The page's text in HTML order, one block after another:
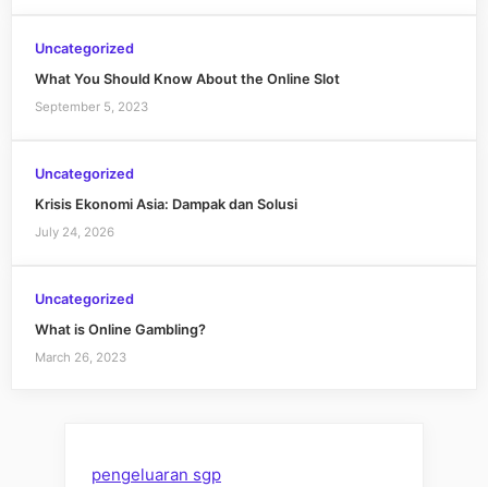
Uncategorized
What You Should Know About the Online Slot
September 5, 2023
Uncategorized
Krisis Ekonomi Asia: Dampak dan Solusi
July 24, 2026
Uncategorized
What is Online Gambling?
March 26, 2023
pengeluaran sgp